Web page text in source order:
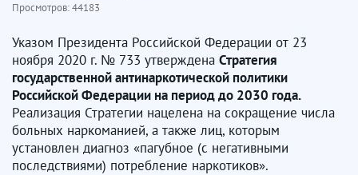
Просмотров:44183
Указом Президента Российской Федерации от 23
ноября 2020 г. № 733 утверждена Стратегия
государственной антинаркотической политики
Российской Федерации на период до 2030 года.
Реализация Стратегии нацелена на сокращение числа
больных наркоманией, а также лиц, которым
установлен диагноз «пагубное (с негативными
последствиями) потребление наркотиков».